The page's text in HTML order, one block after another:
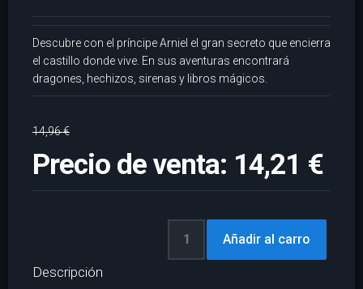
Descubre con el príncipe Arniel el gran secreto que encierra
el castillo donde vive. En sus aventuras encontrará
dragones, hechizos, sirenas y libros mágicos.
14,96 €
Precio de venta: 14,21 €
Descripción